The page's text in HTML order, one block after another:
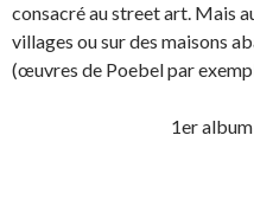
consacré au street art. Mais
villages ou sur des maisons
(œuvres de Poebel par
1er